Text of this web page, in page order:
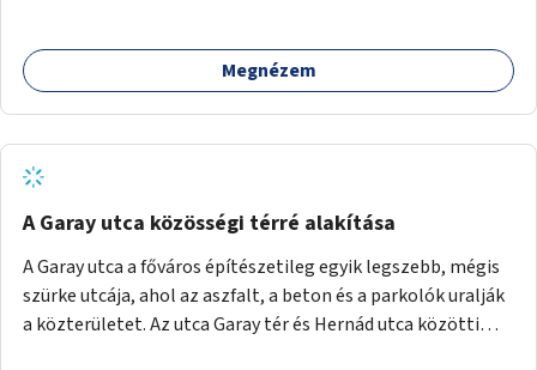
Megnézem
A Garay utca közösségi térré alakítása
A Garay utca a főváros építészetileg egyik legszebb, mégis
szürke utcája, ahol az aszfalt, a beton és a parkolók uralják
a közterületet. Az utca Garay tér és Hernád utca közötti